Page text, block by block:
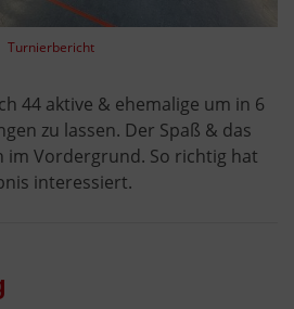
Turnierbericht
44 aktive & ehemalige um in 6
zu lassen. Der Spaß & das
im Vordergrund. So richtig hat
interessiert.